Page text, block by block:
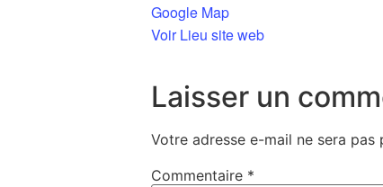
Google Map
Voir Lieu site web
Laisser un
Votre adresse e-mail ne sera pas
Commentaire *